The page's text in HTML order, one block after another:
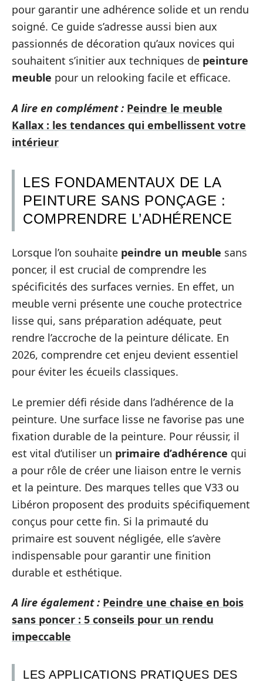
pour garantir une adhérence solide et un rendu
soigné. Ce guide s’adresse aussi bien aux
passionnés de décoration qu’aux novices qui
souhaitent s’initier aux techniques de peinture
meuble pour un relooking facile et efficace.
A lire en complément : Peindre le meuble
Kallax : les tendances qui embellissent votre
intérieur
LES FONDAMENTAUX DE LA
PEINTURE SANS PONÇAGE :
COMPRENDRE L’ADHÉRENCE
Lorsque l’on souhaite peindre un meuble sans
poncer, il est crucial de comprendre les
spécificités des surfaces vernies. En effet, un
meuble verni présente une couche protectrice
lisse qui, sans préparation adéquate, peut
rendre l’accroche de la peinture délicate. En
2026, comprendre cet enjeu devient essentiel
pour éviter les écueils classiques.
Le premier défi réside dans l’adhérence de la
peinture. Une surface lisse ne favorise pas une
fixation durable de la peinture. Pour réussir, il
est vital d’utiliser un primaire d’adhérence qui
a pour rôle de créer une liaison entre le vernis
et la peinture. Des marques telles que V33 ou
Libéron proposent des produits spécifiquement
conçus pour cette fin. Si la primauté du
primaire est souvent négligée, elle s’avère
indispensable pour garantir une finition
durable et esthétique.
A lire également : Peindre une chaise en bois
sans poncer : 5 conseils pour un rendu
impeccable
LES APPLICATIONS PRATIQUES DES